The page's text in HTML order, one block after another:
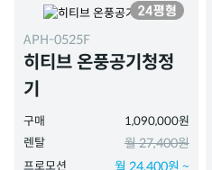
APH-0525F
히티브 온풍공기청정
기
구매
1,090,000원
렌탈
월 27,400원
프로모션 월 24,400원 ~